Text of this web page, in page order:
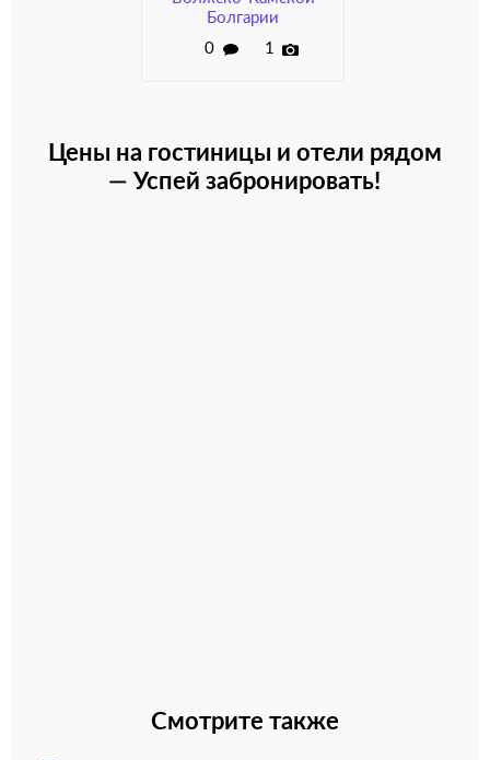
Болгарии
0
1
Цены на гостиницы и отели рядом
— Успей забронировать!
Смотрите также